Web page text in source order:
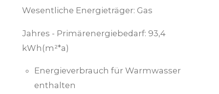
Wesentliche Energieträger: Gas
Jahres - Primärenergiebedarf: 93,4
kWh(m²*a)
Energieverbrauch für Warmwasser
enthalten